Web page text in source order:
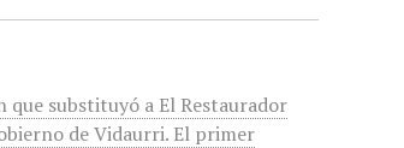
que substituyó a El Restaurador
de Vidaurri. El primer